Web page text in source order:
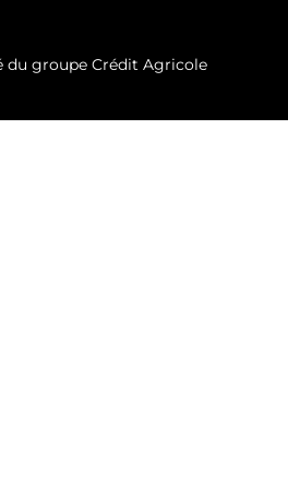
du groupe Crédit Agricole